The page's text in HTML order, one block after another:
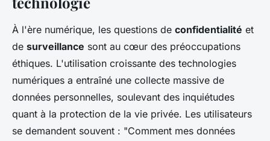
À l'ère numérique, les questions de confidentialité et
de surveillance sont au cœur des préoccupations
éthiques. L'utilisation croissante des technologies
numériques a entraîné une collecte massive de
données personnelles, soulevant des inquiétudes
quant à la protection de la vie privée. Les utilisateurs
se demandent souvent : "Comment mes données